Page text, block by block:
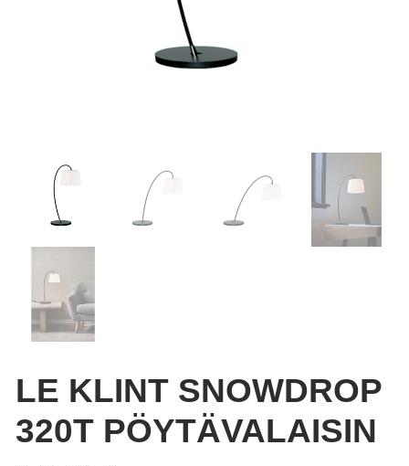
LE KLINT SNOWDROP
320T PÖYTÄVALAISIN